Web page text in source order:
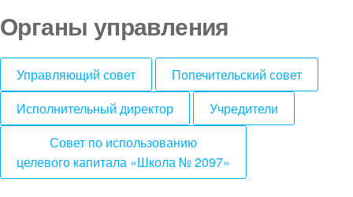
Органы управления
Управляющий совет
Попечительский совет
Исполнительный директор
Учредители
Совет по использованию
целевого капитала «Школа № 2097»